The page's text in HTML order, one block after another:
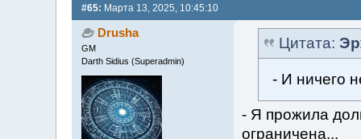
#65: Марта 13, 2025, 10:45:10
Drusha
GM
Darth Sidius (Superadmin)
Цитата:
- И ничего
- Я прожила
ограничена...